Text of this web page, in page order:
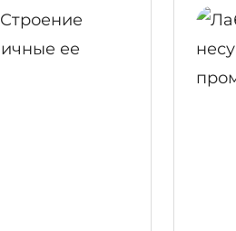
ПОДРОБНЕЕ